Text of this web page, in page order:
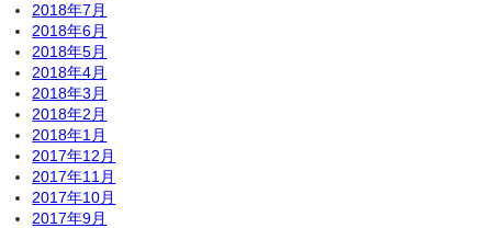
2018年7月
2018年6月
2018年5月
2018年4月
2018年3月
2018年2月
2018年1月
2017年12月
2017年11月
2017年10月
2017年9月